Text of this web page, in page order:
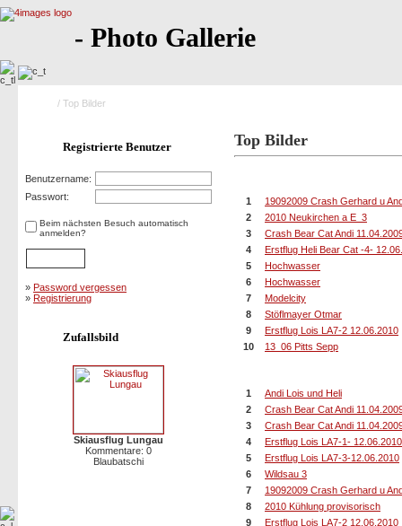
- Photo Gallerie
/ Top Bilder
Registrierte Benutzer
Benutzername:
Passwort:
Beim nächsten Besuch automatisch
anmelden?
» Password vergessen
» Registrierung
Zufallsbild
Skiausflug Lungau
Kommentare: 0
Blaubatschi
Top Bilder
1
19092009 Crash Gerhard u
2
2010 Neukirchen a E_3
3
Crash Bear Cat Andi
4
Erstflug Heli Bear Cat -4-
5
Hochwasser
6
Hochwasser
7
Modelcity
8
Stöflmayer Otmar
9
Erstflug Lois LA7-2 12.06.2010
10
13_06 Pitts Sepp
1
Andi Lois und Heli
2
Crash Bear Cat Andi
3
Crash Bear Cat Andi
4
Erstflug Lois LA7-1- 12.06.2010
5
Erstflug Lois LA7-3-12.06.2010
6
Wildsau 3
7
19092009 Crash Gerhard u
8
2010 Kühlung provisorisch
9
Erstflug Lois LA7-2 12.06.2010